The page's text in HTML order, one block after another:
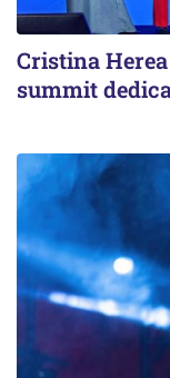
Cristina
summit